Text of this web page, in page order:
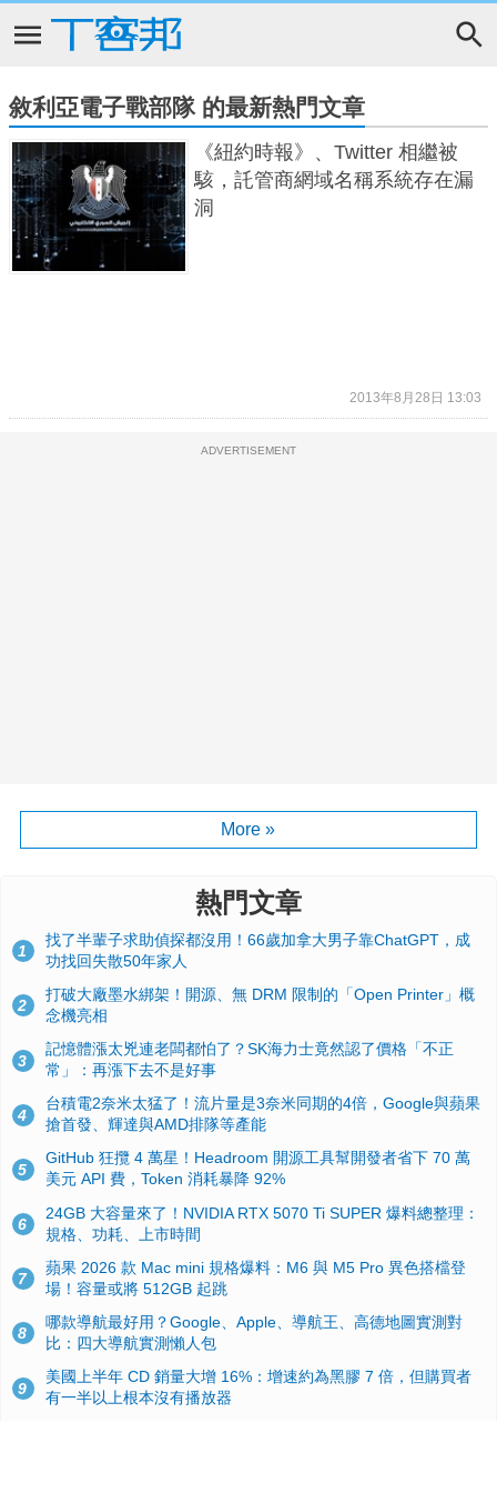
敘利亞電子戰部隊 的最新熱門文章
《紐約時報》、Twitter 相繼被
駭，託管商網域名稱系統存在漏
洞
2013年8月28日 13:03
ADVERTISEMENT
More »
熱門文章
1
找了半輩子求助偵探都沒用！66歲加拿大男子靠ChatGPT，成
功找回失散50年家人
2
打破大廠墨水綁架！開源、無 DRM 限制的「Open Printer」概
念機亮相
3
記憶體漲太兇連老闆都怕了？SK海力士竟然認了價格「不正
常」：再漲下去不是好事
4
台積電2奈米太猛了！流片量是3奈米同期的4倍，Google與蘋果
搶首發、輝達與AMD排隊等產能
5
GitHub 狂攬 4 萬星！Headroom 開源工具幫開發者省下 70 萬
美元 API 費，Token 消耗暴降 92%
6
24GB 大容量來了！NVIDIA RTX 5070 Ti SUPER 爆料總整理：
規格、功耗、上市時間
7
蘋果 2026 款 Mac mini 規格爆料：M6 與 M5 Pro 異色搭檔登
場！容量或將 512GB 起跳
8
哪款導航最好用？Google、Apple、導航王、高德地圖實測對
比：四大導航實測懶人包
9
美國上半年 CD 銷量大增 16%：增速約為黑膠 7 倍，但購買者
有一半以上根本沒有播放器